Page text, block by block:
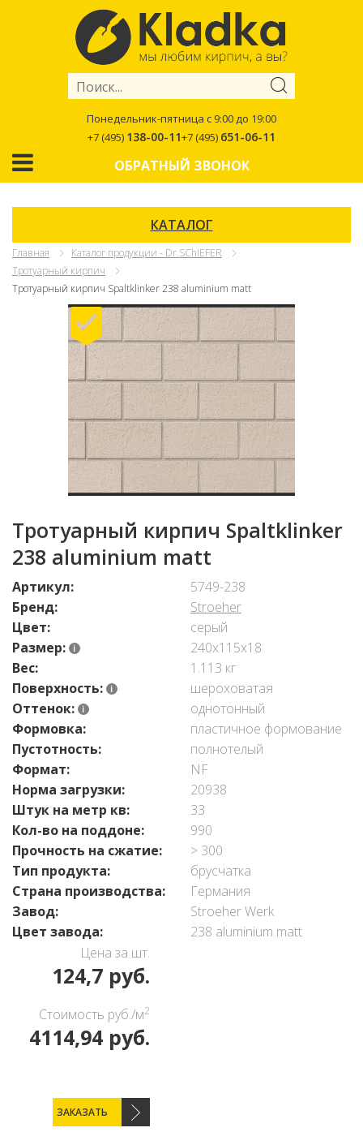
Понедельник-пятница с 9:00 до 19:00
+7 (495) 138-00-11+7 (495) 651-06-11
ОБРАТНЫЙ ЗВОНОК
КАТАЛОГ
Главная
Каталог продукции - Dr.SChIEFER
Тротуарный кирпич
Тротуарный кирпич Spaltklinker 238 aluminium matt
Тротуарный кирпич Spaltklinker
238 aluminium matt
Артикул:
5749-238
Бренд:
Stroeher
Цвет:
серый
Размер:
240x115x18
Вес:
1.113 кг
Поверхность:
шероховатая
Оттенок:
однотонный
Формовка:
пластичное формование
Пустотность:
полнотелый
Формат:
NF
Норма загрузки:
20938
Штук на метр кв:
33
Кол-во на поддоне:
990
Прочность на сжатие:
> 300
Тип продукта:
брусчатка
Страна производства:
Германия
Завод:
Stroeher Werk
Цвет завода:
238 aluminium matt
Цена за шт.
124,7 руб.
Стоимость руб./м2
4114,94 руб.
ЗАКАЗАТЬ